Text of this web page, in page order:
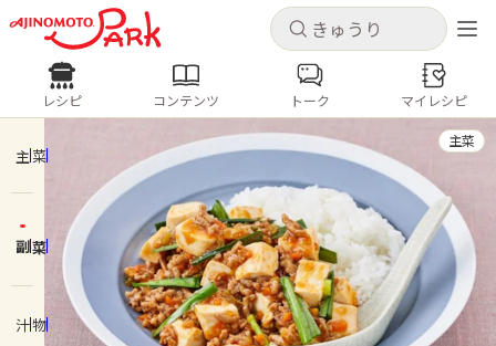
キャンセル
ログインするとレシピを保存できます
ログイン 新規登録
ホーム
コンテンツ
キャンセル
レシピ コンテンツ
人気の食材・レシピ
きゅうり なす トマト
とうもろこし
ピーマン
みょうが ゴーヤ
レシピ コンテンツ トーク マイレシピ
主菜
副菜
汁物
主菜